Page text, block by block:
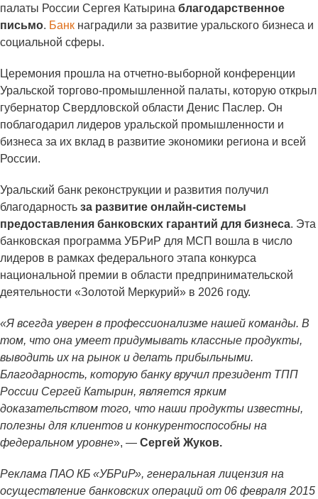
палаты России Сергея Катырина благодарственное
письмо. Банк наградили за развитие уральского бизнеса и
социальной сферы.
Церемония прошла на отчетно-выборной конференции
Уральской торгово-промышленной палаты, которую открыл
губернатор Свердловской области Денис Паслер. Он
поблагодарил лидеров уральской промышленности и
бизнеса за их вклад в развитие экономики региона и всей
России.
Уральский банк реконструкции и развития получил
благодарность за развитие онлайн-системы
предоставления банковских гарантий для бизнеса. Эта
банковская программа УБРиР для МСП вошла в число
лидеров в рамках федерального этапа конкурса
национальной премии в области предпринимательской
деятельности «Золотой Меркурий» в 2026 году.
«Я всегда уверен в профессионализме нашей команды. В
том, что она умеет придумывать классные продукты,
выводить их на рынок и делать прибыльными.
Благодарность, которую банку вручил президент ТПП
России Сергей Катырин, является ярким
доказательством того, что наши продукты известны,
полезны для клиентов и конкурентоспособны на
федеральном уровне», — Сергей Жуков.
Реклама ПАО КБ «УБРиР», генеральная лицензия на
осуществление банковских операций от 06 февраля 2015